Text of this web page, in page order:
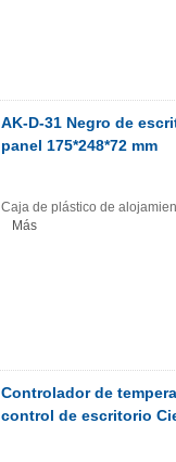
AK-D-31 Negro de
panel 175*248*72 mm
Caja de plástico de
Más
Controlador de
control de escritorio